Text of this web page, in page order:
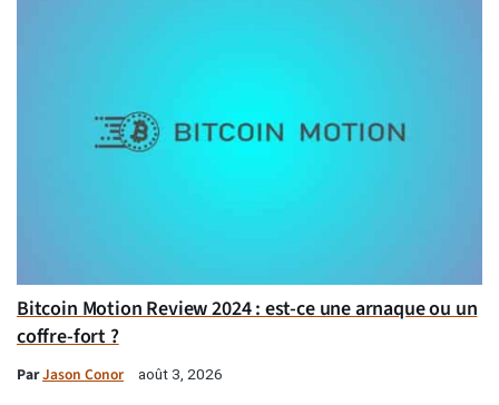
Bitcoin Motion Review 2024 : est-ce une arnaque ou un
coffre-fort ?
ParJason Conor août 3, 2026